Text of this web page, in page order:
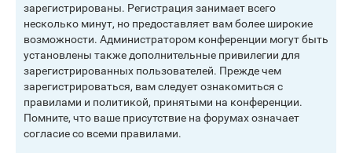
зарегистрированы. Регистрация занимает всего
несколько минут, но предоставляет вам более широкие
возможности. Администратором конференции могут быть
установлены также дополнительные привилегии для
зарегистрированных пользователей. Прежде чем
зарегистрироваться, вам следует ознакомиться с
правилами и политикой, принятыми на конференции.
Помните, что ваше присутствие на форумах означает
согласие со всеми правилами.